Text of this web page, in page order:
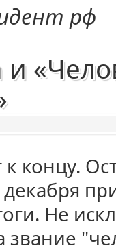
рф
и
концу.
Не
звание